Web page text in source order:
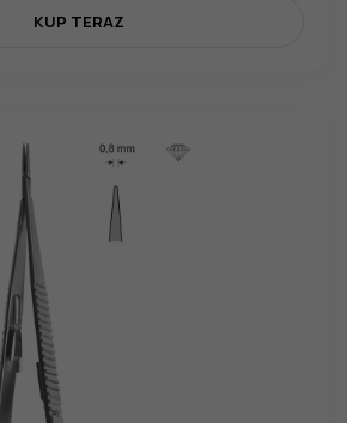
KUP TERAZ